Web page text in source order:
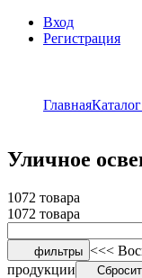
Вход
Регистрация
Главная
Уличное
1072 товара
1072 товара
фильтры <<<
продукции